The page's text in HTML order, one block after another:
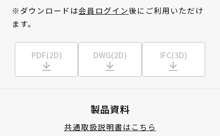
※ダウンロードは会員ログイン後にご利用いただけ
ます。
PDF(2D) DWG(2D) IFC(3D)
製品資料
共通取扱説明書はこちら